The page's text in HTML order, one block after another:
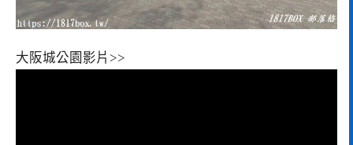
大阪城公園影片>>